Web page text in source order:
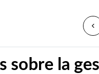
sobre la